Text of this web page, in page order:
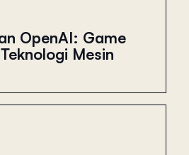
OpenAI: Game
Mesin